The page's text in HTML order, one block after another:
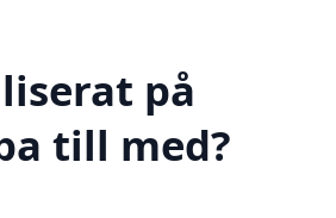
på
till med?